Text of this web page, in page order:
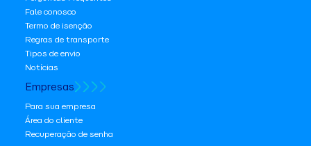
Fale conosco
Termo de isenção
Regras de transporte
Tipos de envio
Notícias
Empresas
Para sua empresa
Área do cliente
Recuperação de senha